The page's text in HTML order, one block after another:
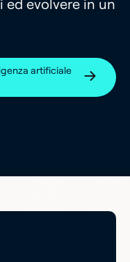
evolvere in un
artificiale